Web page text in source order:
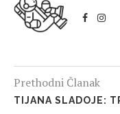
Prethodni Članak
TIJANA SLADOJE: